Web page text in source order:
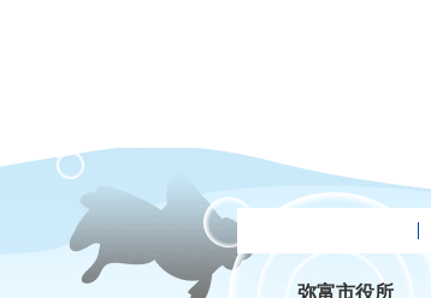
弥富市役所